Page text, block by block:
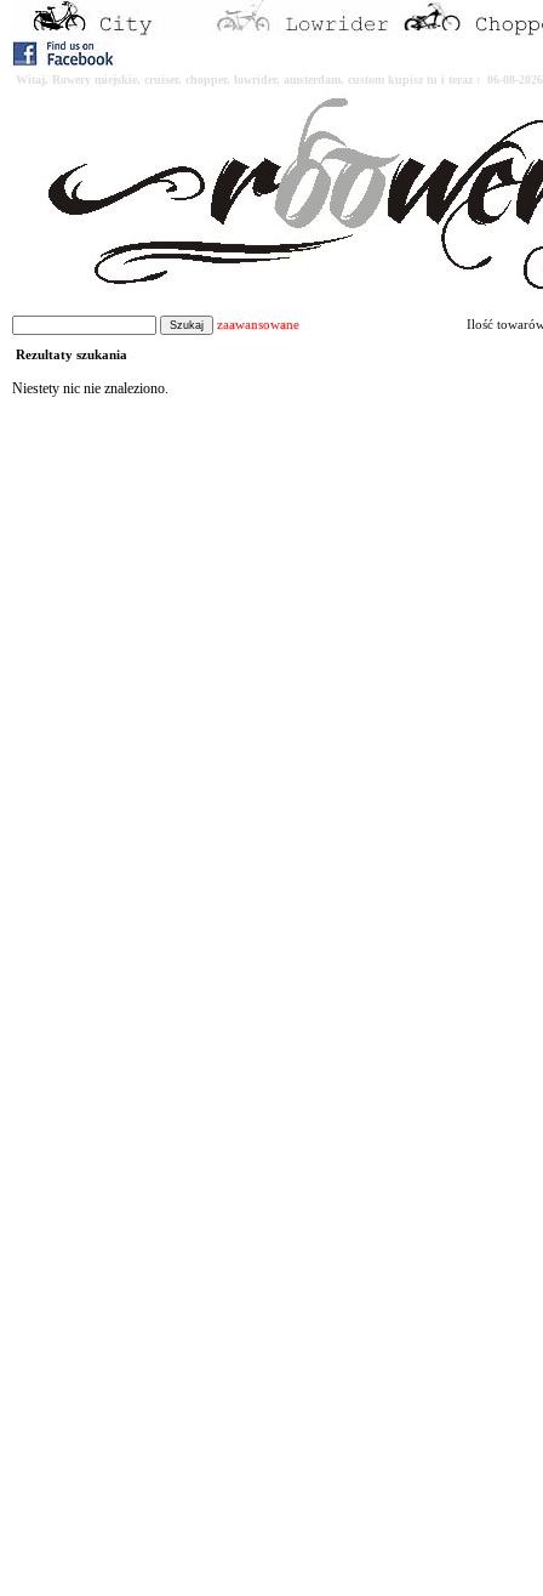
Witaj. Rowery miejskie, cruiser, chopper, lowrider, amsterdam, custom kupisz tu i teraz : 06-08-
zaawansowane Ilość
Rezultaty szukania
Niestety nic nie znaleziono.